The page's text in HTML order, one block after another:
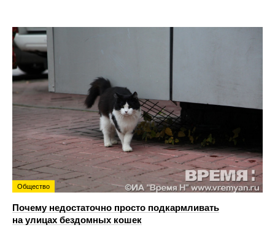
Общество
Почему недостаточно просто подкармливать
на улицах бездомных кошек